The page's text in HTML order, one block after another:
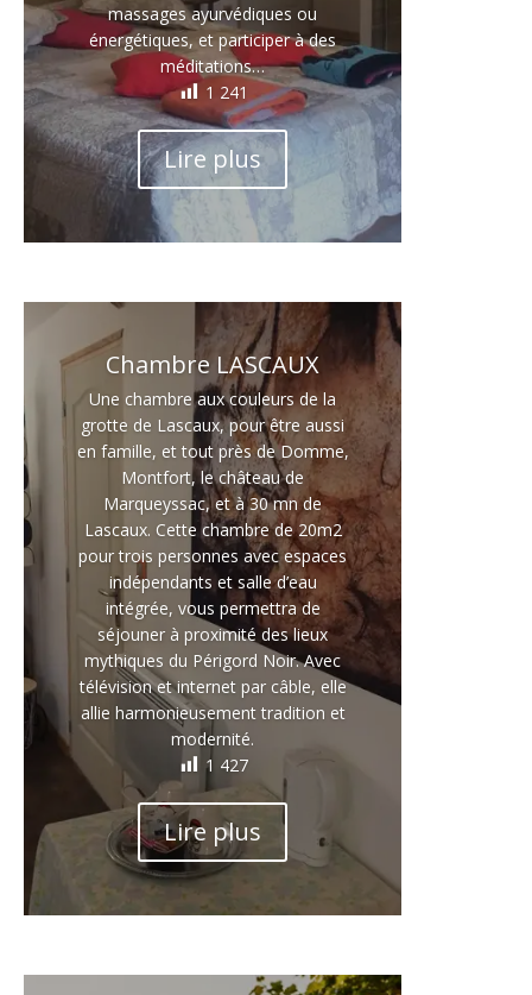
massages ayurvédiques ou
énergétiques, et participer à des
méditations…
1 241
Lire plus
Chambre LASCAUX
Une chambre aux couleurs de la
grotte de Lascaux, pour être aussi
en famille, et tout près de Domme,
Montfort, le château de
Marqueyssac, et à 30 mn de
Lascaux. Cette chambre de 20m2
pour trois personnes avec espaces
indépendants et salle d’eau
intégrée, vous permettra de
séjouner à proximité des lieux
mythiques du Périgord Noir. Avec
télévision et internet par câble, elle
allie harmonieusement tradition et
modernité.
1 427
Lire plus